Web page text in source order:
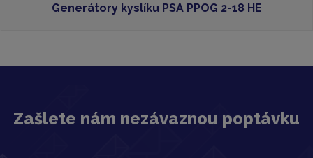
Generátory kyslíku PSA PPOG 2-18 HE
Zašlete nám nezávaznou poptávku